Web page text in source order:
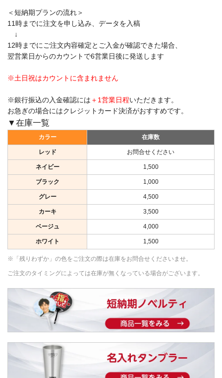
＜短納期プランの流れ＞
11時までに注文を申し込み、データを入稿
↓
12時までにご注文内容確定とご入金が確認できた場合、
翌営業日からのカウントで6営業日後に発送します
※土日祝はカウントに含まれません
※銀行振込の入金確認には ＋1営業日程いただきます。
お急ぎの場合にはクレジットカード決済がおすすめです。
▼在庫一覧
カラー 在庫数
レッド お問合せください
ネイビー 1,500
ブラック 1,000
グレー 4,500
カーキ 3,500
ベージュ 4,000
ホワイト 1,500
※「残りわずか」の色をご注文の際は在庫をお問合せくださいませ。
ご注文のタイミングによっては在庫が無くなっている場合がございます。